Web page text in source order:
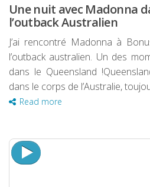
Une nuit avec Madonna
l’outback Australien
J’ai rencontré Madonna à
l’outback australien. Un des
dans le Queensland
dans le corps de l’Australie,
Read more